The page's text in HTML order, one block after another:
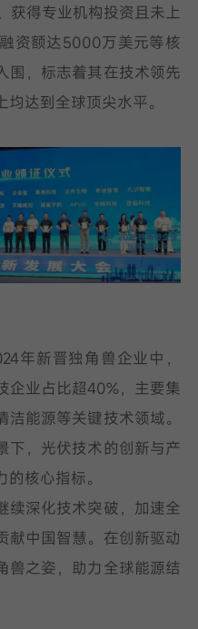
获得专业机构投资且未上
资额达5000万美元等核
围，标志着其在技术领先
达到全球顶尖水平。
年新晋独角兽企业中，
企业占比超40%，主要集
能源等关键技术领域。
下，光伏技术的创新与产
核心指标。
续深化技术突破，加速全
献中国智慧。在创新驱动
兽之姿，助力全球能源结